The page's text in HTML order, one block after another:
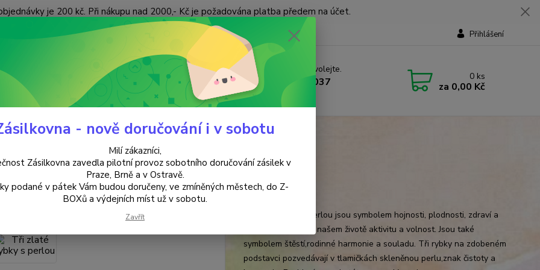
je 200 kč. Při nákupu nad 2000,- Kč je požadována platba předem na účet.
KONTAKTY Přihlášení
Hledat
Nevíte si rady? Zavolejte.
+420 737 737 037
(Po-Pá, 9-18 hod.)
0 ks
za 0,00 Kč
SHUI Tři zlaté rybky s perlou
rybky s perlou
Feng Shui
Tři zlaté rybky s perlou jsou symbolem hojnosti, plodnosti, zdraví a
dostatku. Posilují v našem životě aktivitu a volnost. Jsou také
symbolem štěstí,rodinné harmonie a souladu. Tři rybky na zdobeném
podstavci pozvedávají v tlamičkách skleněnou perlu,znak čistoty a
- nově doručování i v sobotu
Milí zákazníci,
Zásilkovna zavedla pilotní provoz sobotního doručování zásilek v
Praze, Brně a v Ostravě.
podané v pátek Vám budou doručeny, ve zmíněných městech, do Z-
BOXů a výdejních míst už v sobotu.
Zavřít